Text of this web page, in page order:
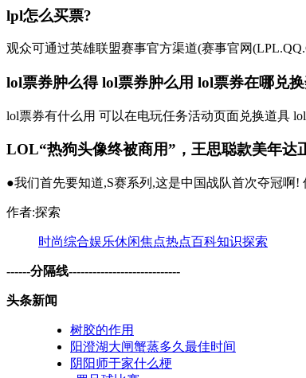
lpl怎么买票?
观众可通过英雄联盟赛事官方渠道(赛事官网
lol票券肿么得 lol票券肿么用 lol票券在哪兑
lol票券有什么用 可以在电玩任务活动页面兑换道具
LOL“热狗头像终被商用”，王思聪款美年达
●我们首先要知道,S赛系列,这是中国战队首次夺冠啊
作者:探索
时尚综合娱乐休闲焦点热点百科知识探索
------分隔线----------------------------
头条新闻
树胶的作用
阳澄湖大闸蟹蒸多久最佳时间
阴阳师于家什么梗